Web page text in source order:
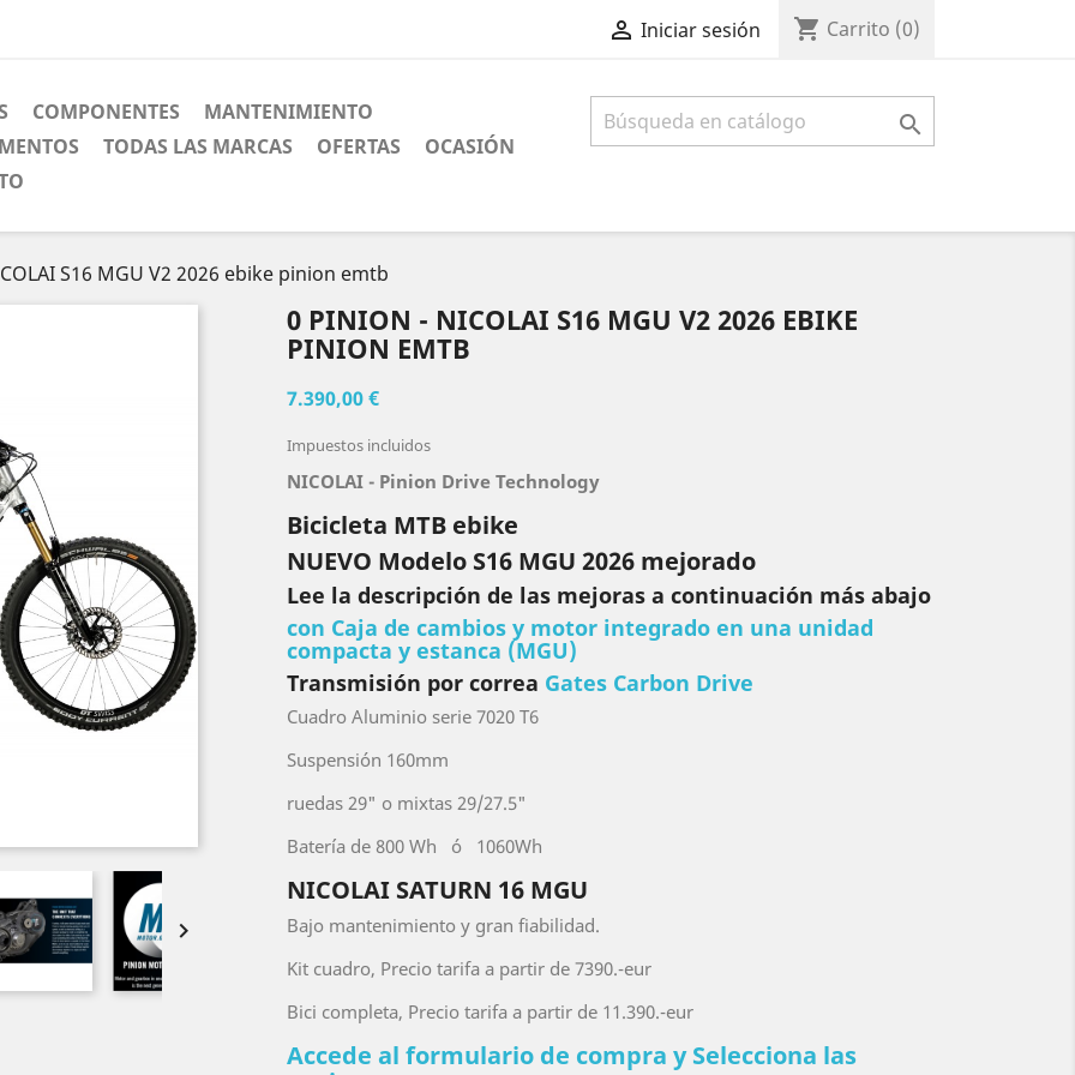
 Iniciar sesión shopping_cart Carrito (0)
COMPONENTES
MANTENIMIENTO
TODAS LAS MARCAS OFERTAS
OCASIÓN

S16 MGU V2 2026 ebike pinion emtb

0 PINION - NICOLAI S16 MGU V2 2026 EBIKE
PINION EMTB
7.390,00 €
Impuestos incluidos
NICOLAI - Pinion Drive Technology
Bicicleta MTB ebike
NUEVO Modelo S16 MGU 2026 mejorado
Lee la descripción de las mejoras a continuación más abajo
con Caja de cambios y motor integrado en una unidad
compacta y estanca (MGU)
Transmisión por correa Gates Carbon Drive
Cuadro Aluminio serie 7020 T6
Suspensión 160mm
ruedas 29" o mixtas 29/27.5"
Batería de 800 Wh ó 1060Wh
NICOLAI SATURN 16 MGU
Bajo mantenimiento y gran fiabilidad.
Kit cuadro, Precio tarifa a partir de 7390.-eur
Bici completa, Precio tarifa a partir de 11.390.-eur
Accede al formulario de compra ySelecciona las